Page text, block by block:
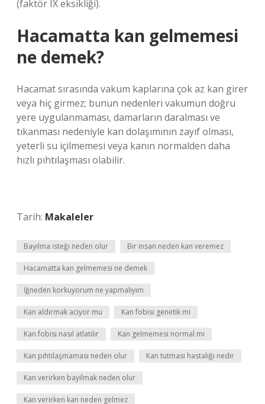
(faktör IX eksikliği).
Hacamatta kan gelmemesi
ne demek?
Hacamat sırasında vakum kaplarına çok az kan girer
veya hiç girmez; bunun nedenleri vakumun doğru
yere uygulanmaması, damarların daralması ve
tıkanması nedeniyle kan dolaşımının zayıf olması,
yeterli su içilmemesi veya kanın normalden daha
hızlı pıhtılaşması olabilir.
Tarih: Makaleler
Bayılma isteği neden olur Bir insan neden kan veremez
Hacamatta kan gelmemesi ne demek
İğneden korkuyorum ne yapmalıyım
Kan aldırmak acıyor mu Kan fobisi genetik mi
Kan fobisi nasıl atlatılır Kan gelmemesi normal mi
Kan pıhtılaşmaması neden olur Kan tutması hastalığı nedir
Kan verirken bayilmak neden olur
Kan verirken kan neden gelmez